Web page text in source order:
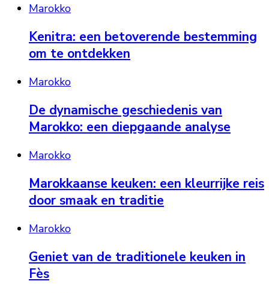
Marokko
Kenitra: een betoverende bestemming
om te ontdekken
Marokko
De dynamische geschiedenis van
Marokko: een diepgaande analyse
Marokko
Marokkaanse keuken: een kleurrijke reis
door smaak en traditie
Marokko
Geniet van de traditionele keuken in
Fès